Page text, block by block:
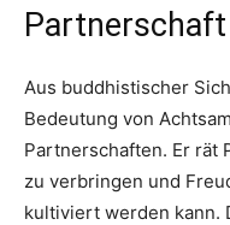
Partnerschaft
Aus buddhistischer
Bedeutung von
Partnerschaften. Er rät
zu verbringen und
kultiviert werden kann.